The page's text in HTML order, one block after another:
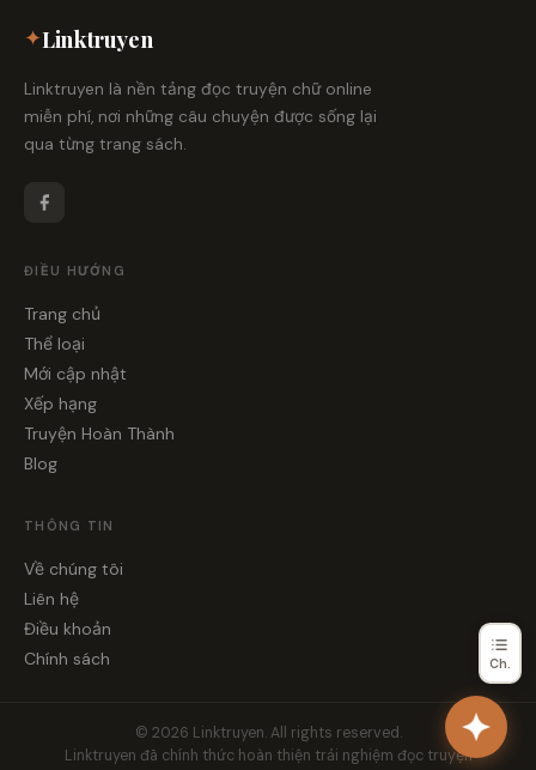
Ch.
✦Linktruyen
Linktruyen là nền tảng đọc truyện chữ online
miễn phí, nơi những câu chuyện được sống lại
qua từng trang sách.
ĐIỀU HƯỚNG
Trang chủ
Thể loại
Mới cập nhật
Xếp hạng
Truyện Hoàn Thành
Blog
THÔNG TIN
Về chúng tôi
Liên hệ
Điều khoản
Chính sách
© 2026 Linktruyen. All rights reserved.
Linktruyen đã chính thức hoàn thiện trải nghiệm đọc truyện